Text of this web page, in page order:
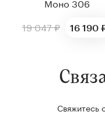
19 047 ₽
16 190
Свяжитесь